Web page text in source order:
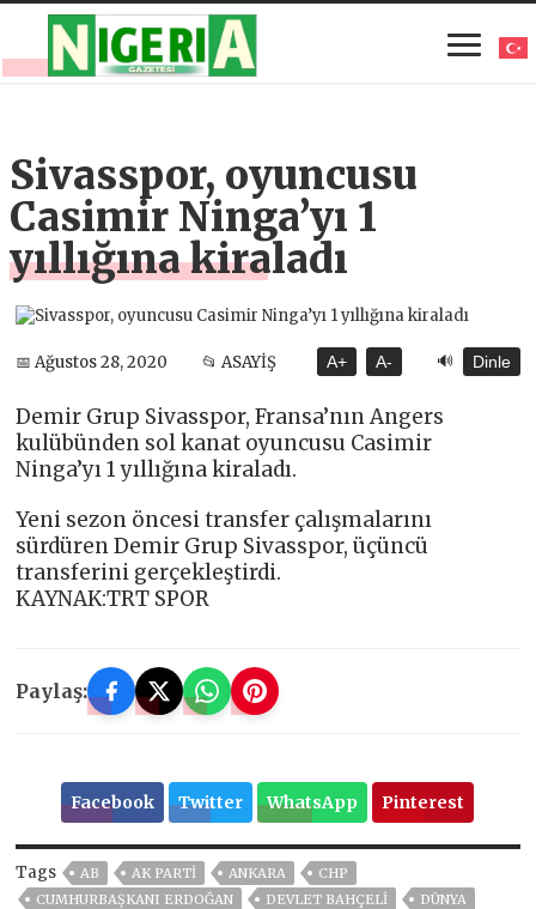
Sivasspor, oyuncusu
Casimir Ninga’yı 1
yıllığına kiraladı
📅 Ağustos 28, 2020 📂 ASAYİŞ A+ A- 🔊 Dinle
Demir Grup Sivasspor, Fransa’nın Angers
kulübünden sol kanat oyuncusu Casimir
Ninga’yı 1 yıllığına kiraladı.
Yeni sezon öncesi transfer çalışmalarını
sürdüren Demir Grup Sivasspor, üçüncü
transferini gerçekleştirdi.
KAYNAK:TRT SPOR
Paylaş:
Facebook Twitter WhatsApp Pinterest
Tags AB AK PARTİ ANKARA
CHP
CUMHURBAŞKANI ERDOĞAN
DEVLET BAHÇELİ
DÜNYA